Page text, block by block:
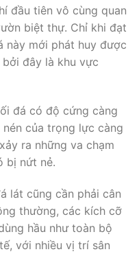
đầu tiên vô cùng quan
biệt thự. Chỉ khi đạt
này mới phát huy được
đây là khu vực
đá có độ cứng càng
của trọng lực càng
ra những va chạm
bị nứt nẻ.
lát cũng cần phải cân
thường, các kích cỡ
hầu như toàn bộ
với nhiều vị trí sân